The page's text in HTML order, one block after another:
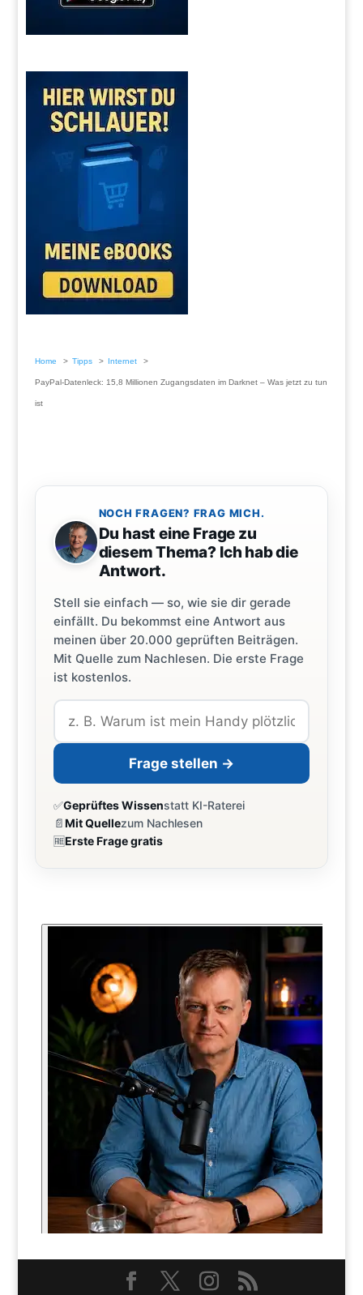
Home Tipps Internet
PayPal-Datenleck: 15,8 Millionen Zugangsdaten im Darknet – Was jetzt zu tun
ist
NOCH FRAGEN? FRAG MICH.
Du hast eine Frage zu
diesem Thema? Ich hab die
Antwort.
Stell sie einfach — so, wie sie dir gerade
einfällt. Du bekommst eine Antwort aus
meinen über 20.000 geprüften Beiträgen.
Mit Quelle zum Nachlesen. Die erste Frage
ist kostenlos.
Frage stellen →
✅Geprüftes Wissenstatt KI-Raterei
📄Mit Quellezum Nachlesen
🆓Erste Frage gratis